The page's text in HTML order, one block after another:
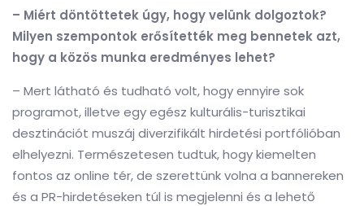
– Miért döntöttetek úgy, hogy velünk dolgoztok?
Milyen szempontok erősítették meg bennetek azt,
hogy a közös munka eredményes lehet?
– Mert látható és tudható volt, hogy ennyire sok
programot, illetve egy egész kulturális-turisztikai
desztinációt muszáj diverzifikált hirdetési portfólióban
elhelyezni. Természetesen tudtuk, hogy kiemelten
fontos az online tér, de szerettünk volna a bannereken
és a PR-hirdetéseken túl is megjelenni és a lehető